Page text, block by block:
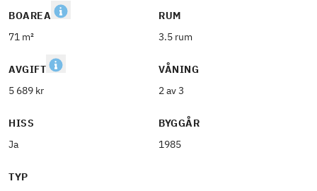
BOAREA
71 m²
RUM
3.5 rum
AVGIFT
5 689 kr
VÅNING
2 av 3
HISS
Ja
BYGGÅR
1985
TYP